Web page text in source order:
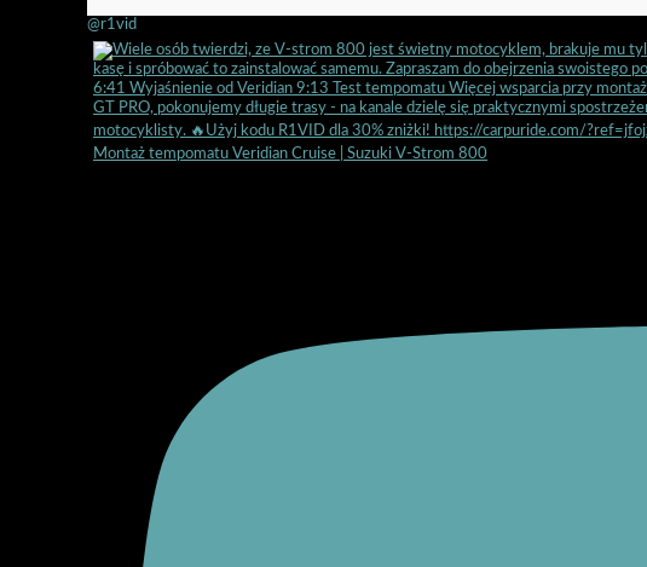
@r1vid
Montaż tempomatu Veridian Cruise | Suzuki V-Strom 800